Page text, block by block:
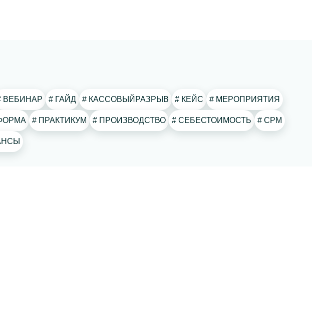
# ВЕБИНАР # ГАЙД # КАССОВЫЙРАЗРЫВ # КЕЙС # МЕРОПРИЯТИЯ
# ПРАКТИКУМ # ПРОИЗВОДСТВО # СЕБЕСТОИМОСТЬ # СРМ